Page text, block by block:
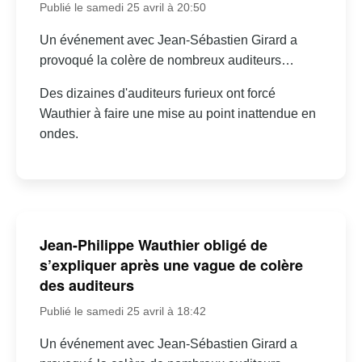
Publié le samedi 25 avril à 20:50
Un événement avec Jean-Sébastien Girard a
provoqué la colère de nombreux auditeurs…
Des dizaines d'auditeurs furieux ont forcé
Wauthier à faire une mise au point inattendue en
ondes.
Jean-Philippe Wauthier obligé de
s’expliquer après une vague de colère
des auditeurs
Publié le samedi 25 avril à 18:42
Un événement avec Jean-Sébastien Girard a